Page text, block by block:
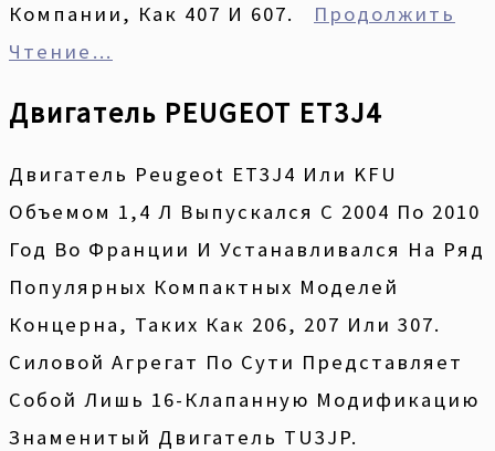
Компании, Как 407 И 607.
Продолжить
Чтение…
Двигатель PEUGEOT ET3J4
Двигатель Peugeot ET3J4 Или KFU
Объемом 1,4 Л Выпускался С 2004 По 2010
Год Во Франции И Устанавливался На Ряд
Популярных Компактных Моделей
Концерна, Таких Как 206, 207 Или 307.
Силовой Агрегат По Сути Представляет
Собой Лишь 16-Клапанную Модификацию
Знаменитый Двигатель TU3JP.